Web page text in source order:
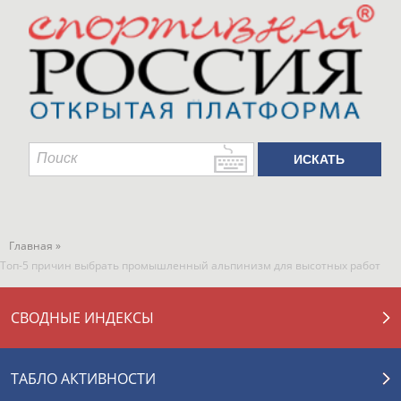
Главная »
Топ-5 причин выбрать промышленный альпинизм для высотных работ
СВОДНЫЕ ИНДЕКСЫ
ТАБЛО АКТИВНОСТИ